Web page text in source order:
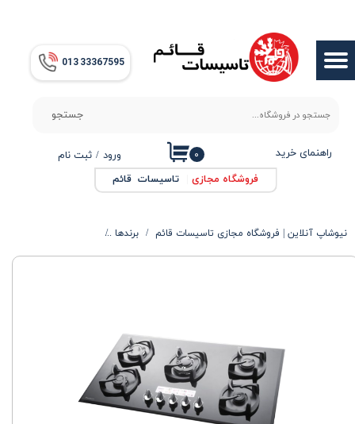
013​​​​​​​ 33367595
جستجو
ورود / ثبت نام
حساب کاربری من
تغییر گذر واژه
سفارشات
خروج از حساب کاربری
راهنمای خرید ۰
فروشگاه مجازی تاسیسات قائم
نیوشاپ آنلاین | فروشگاه مجازی تاسیسات قائم برندها